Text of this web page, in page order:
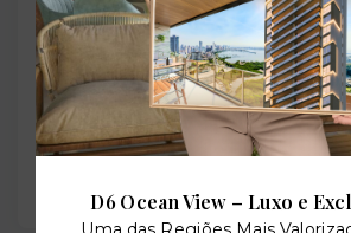
Em construção
Previsão de entrega:
31/05/2029
D6 Ocean View – Luxo e